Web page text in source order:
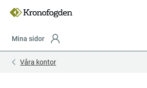
innehåll
Mina sidor
Våra kontor
start
end